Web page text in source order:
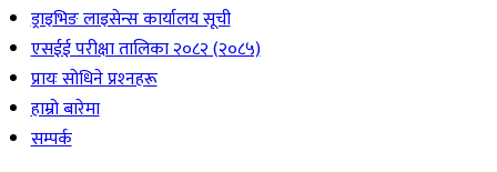
ड्राइभिङ लाइसेन्स कार्यालय सूची
एसईई परीक्षा तालिका २०८२ (२०८५)
प्रायः सोधिने प्रश्‍नहरू
हाम्रो बारेमा
सम्पर्क